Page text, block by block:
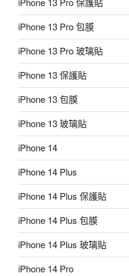
iPhone 13 Pro 包膜
iPhone 13 Pro 玻璃貼
iPhone 13 保護貼
iPhone 13 包膜
iPhone 13 玻璃貼
iPhone 14
iPhone 14 Plus
iPhone 14 Plus 保護貼
iPhone 14 Plus 包膜
iPhone 14 Plus 玻璃貼
iPhone 14 Pro